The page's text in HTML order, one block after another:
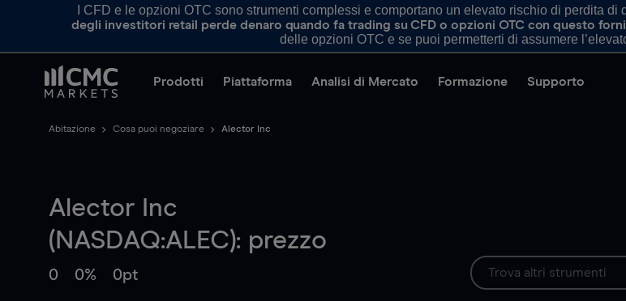
I CFD e le opzioni OTC sono strumenti complessi e comportano un elevato rischio di perdita
degli investitori retail perde denaro quando fa trading su CFD o opzioni OTC con questo
delle opzioni OTC e se puoi permetterti di assumere
Prodotti Piattaforma Analisi di Mercato Formazione Supporto
Abitazione Cosa puoi negoziare Alector Inc
Alector Inc
(NASDAQ:ALEC): prezzo
0 0% 0pt